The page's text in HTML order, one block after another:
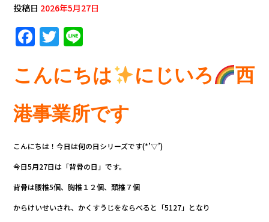
投稿日 2026年5月27日
F
c
b
o
k
T
it
r
e
こんにちは にじいろ
西
港事業所です
こんにちは！今日は何の日シリーズです(*’▽’)
今日5月27日は「背骨の日」です。
背骨は腰椎5個、胸椎１２個、頚椎７個
からけいせいされ、かくすうじをならべると「5127」となり